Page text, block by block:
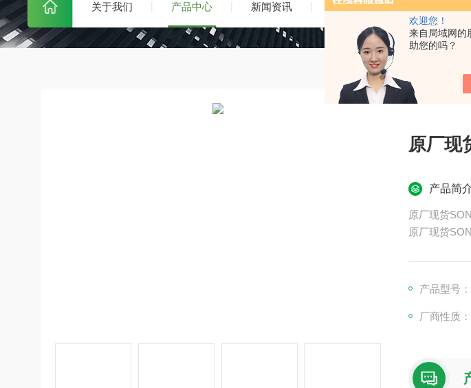
欢迎您！
来自局域网的
助您的吗？
关于我们 产品中心 新闻资讯 技术文章
原厂现
产品简
原厂现货
原厂现货
产品型号
厂商性质